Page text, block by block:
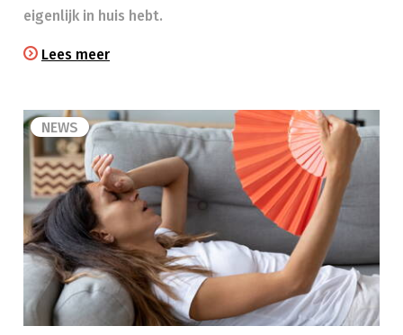
eigenlijk in huis hebt.
Lees meer
NEWS